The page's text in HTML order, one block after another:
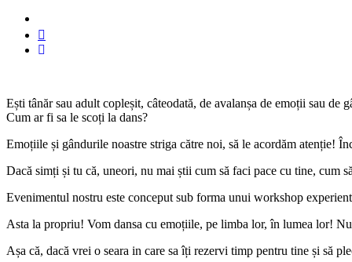
Ești tânăr sau adult copleșit, câteodată, de avalanșa de emoții sau de
Cum ar fi sa le scoți la dans?
Emoțiile și gândurile noastre striga către noi, să le acordăm atenție!
Dacă simți și tu că, uneori, nu mai știi cum să faci pace cu tine, cum
Evenimentul nostru este conceput sub forma unui workshop
Asta la propriu! Vom dansa cu emoțiile, pe limba lor, în lumea lor!
Așa că, dacă vrei o seara in care sa îți rezervi timp pentru tine și să